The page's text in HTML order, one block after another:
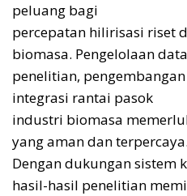
peluang bagi
percepatan hilirisasi riset
biomasa. Pengelolaan data
penelitian,
integrasi rantai pasok
industri biomasa
yang aman dan terpercaya.
Dengan dukungan sistem
hasil-hasil penelitian